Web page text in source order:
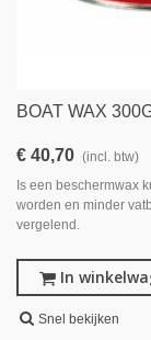
BOAT WAX
€ 40,70 (incl. btw)
Is een beschermwax
worden en minder
vergelend.
In
Snel bekijken